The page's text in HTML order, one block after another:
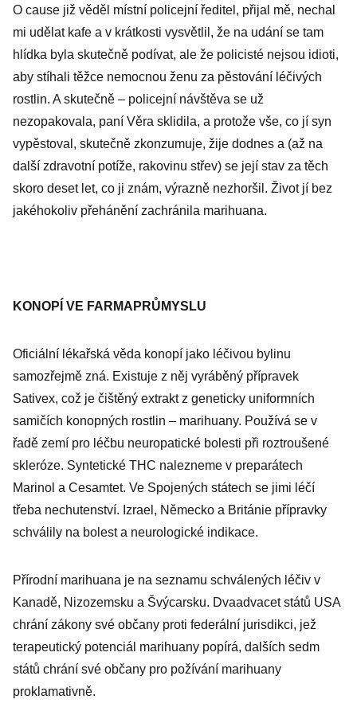
O cause již věděl místní policejní ředitel, přijal mě, nechal
mi udělat kafe a v krátkosti vysvětlil, že na udání se tam
hlídka byla skutečně podívat, ale že policisté nejsou idioti,
aby stíhali těžce nemocnou ženu za pěstování léčivých
rostlin. A skutečně – policejní návštěva se už
nezopakovala, paní Věra sklidila, a protože vše, co jí syn
vypěstoval, skutečně zkonzumuje, žije dodnes a (až na
další zdravotní potíže, rakovinu střev) se její stav za těch
skoro deset let, co ji znám, výrazně nezhoršil. Život jí bez
jakéhokoliv přehánění zachránila marihuana.
KONOPÍ VE FARMAPRŮMYSLU
Oficiální lékařská věda konopí jako léčivou bylinu
samozřejmě zná. Existuje z něj vyráběný přípravek
Sativex, což je čištěný extrakt z geneticky uniformních
samičích konopných rostlin – marihuany. Používá se v
řadě zemí pro léčbu neuropatické bolesti při roztroušené
skleróze. Syntetické THC nalezneme v preparátech
Marinol a Cesamtet. Ve Spojených státech se jimi léčí
třeba nechutenství. Izrael, Německo a Británie přípravky
schválily na bolest a neurologické indikace.
Přírodní marihuana je na seznamu schválených léčiv v
Kanadě, Nizozemsku a Švýcarsku. Dvaadvacet států USA
chrání zákony své občany proti federální jurisdikci, jež
terapeutický potenciál marihuany popírá, dalších sedm
států chrání své občany pro požívání marihuany
proklamativně.